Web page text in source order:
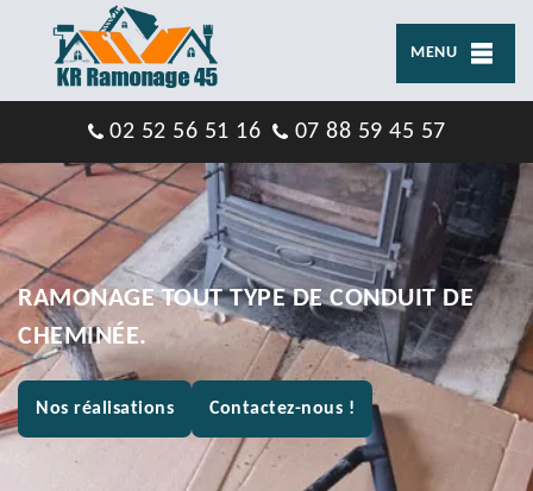
MENU
02 52 56 51 16 07 88 59 45 57
RAMONAGE TOUT TYPE DE CONDUIT DE
CHEMINÉE.
Nos réalisations Contactez-nous !